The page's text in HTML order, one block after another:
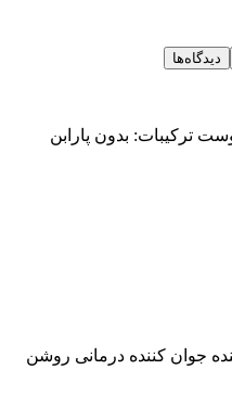
دیدگاه‌ها
ترکیبات: بدون پارابن
جوان کننده درمانی روشن